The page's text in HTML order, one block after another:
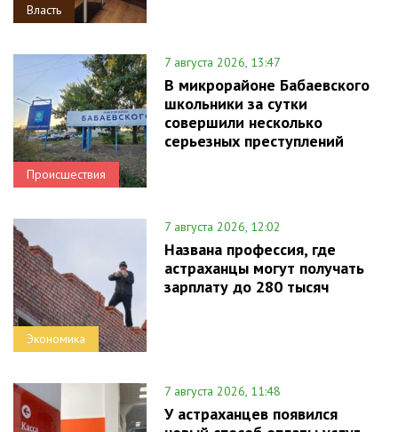
Власть
Происшествия
7 августа 2026, 13:47
В микрорайоне Бабаевского
школьники за сутки
совершили несколько
серьезных преступлений
Экономика
7 августа 2026, 12:02
Названа профессия, где
астраханцы могут получать
зарплату до 280 тысяч
7 августа 2026, 11:48
У астраханцев появился